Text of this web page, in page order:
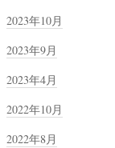
2023年10月
2023年9月
2023年4月
2022年10月
2022年8月